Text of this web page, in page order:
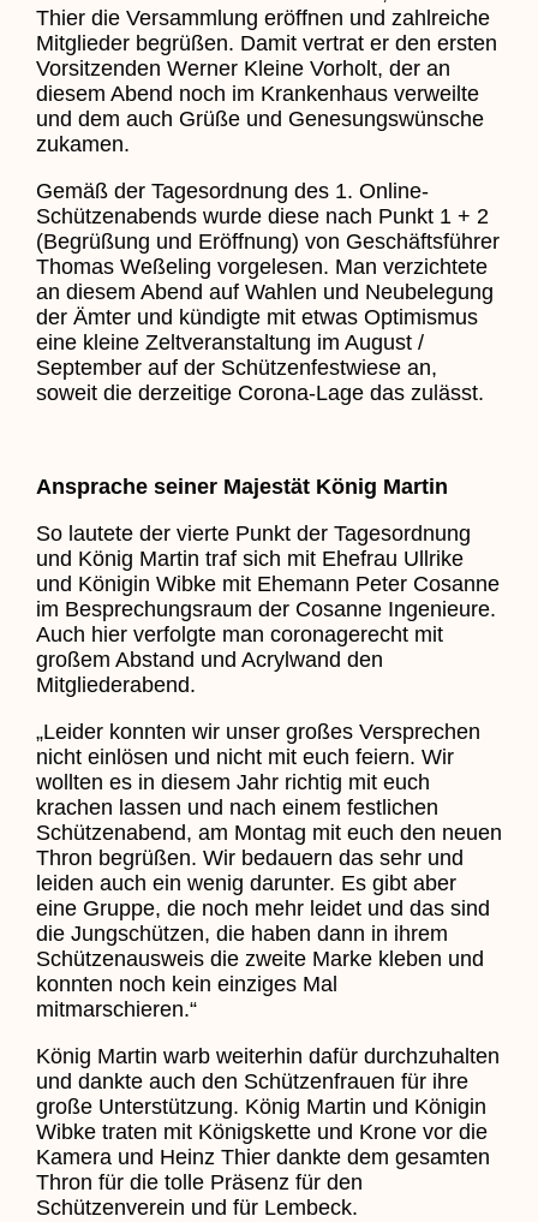
Thier die Versammlung eröffnen und zahlreiche
Mitglieder begrüßen. Damit vertrat er den ersten
Vorsitzenden Werner Kleine Vorholt, der an
diesem Abend noch im Krankenhaus verweilte
und dem auch Grüße und Genesungswünsche
zukamen.
Gemäß der Tagesordnung des 1. Online-
Schützenabends wurde diese nach Punkt 1 + 2
(Begrüßung und Eröffnung) von Geschäftsführer
Thomas Weßeling vorgelesen. Man verzichtete
an diesem Abend auf Wahlen und Neubelegung
der Ämter und kündigte mit etwas Optimismus
eine kleine Zeltveranstaltung im August /
September auf der Schützenfestwiese an,
soweit die derzeitige Corona-Lage das zulässt.
Ansprache seiner Majestät König Martin
So lautete der vierte Punkt der Tagesordnung
und König Martin traf sich mit Ehefrau Ullrike
und Königin Wibke mit Ehemann Peter Cosanne
im Besprechungsraum der Cosanne Ingenieure.
Auch hier verfolgte man coronagerecht mit
großem Abstand und Acrylwand den
Mitgliederabend.
„Leider konnten wir unser großes Versprechen
nicht einlösen und nicht mit euch feiern. Wir
wollten es in diesem Jahr richtig mit euch
krachen lassen und nach einem festlichen
Schützenabend, am Montag mit euch den neuen
Thron begrüßen. Wir bedauern das sehr und
leiden auch ein wenig darunter. Es gibt aber
eine Gruppe, die noch mehr leidet und das sind
die Jungschützen, die haben dann in ihrem
Schützenausweis die zweite Marke kleben und
konnten noch kein einziges Mal
mitmarschieren.“
König Martin warb weiterhin dafür durchzuhalten
und dankte auch den Schützenfrauen für ihre
große Unterstützung. König Martin und Königin
Wibke traten mit Königskette und Krone vor die
Kamera und Heinz Thier dankte dem gesamten
Thron für die tolle Präsenz für den
Schützenverein und für Lembeck.